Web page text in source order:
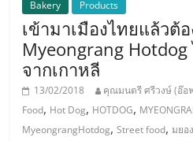
รน
ไชส์
ขาย
แฟ
รน
ไชส์
แฟ
Bakery Products
เข้ามาเมืองไทยแล้วต้
Myeongrang
จากเกาหลี
13/02/2018 คุณมนตรี ศรีวงษ์ (อ๊อ
Food, Hot Dog, HOTDOG,
MyeongrangHotdog,Street food,มยอ